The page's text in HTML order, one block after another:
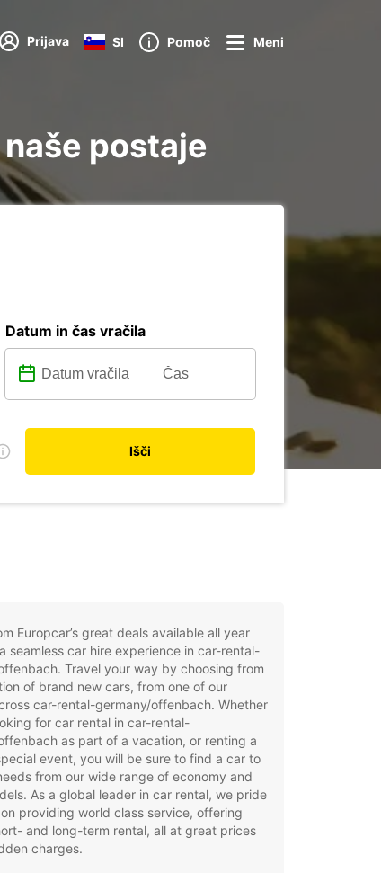
Prijava SI Pomoč Meni
postaje
Datum in čas vračila
Išči
Europcar’s great deals available all year
seamless car hire experience in car-rental-
Travel your way by choosing from
of brand new cars, from one of our
car-rental-germany/offenbach. Whether
for car rental in car-rental-
as part of a vacation, or renting a
event, you will be sure to find a car to
from our wide range of economy and
As a global leader in car rental, we pride
providing world class service, offering
and long-term rental, all at great prices
charges.